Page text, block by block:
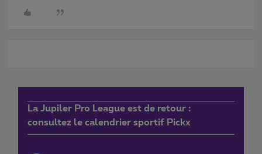
La Jupiler Pro League est de retour :
consultez le calendrier sportif Pickx